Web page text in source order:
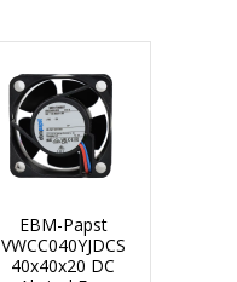
EBM-Papst
VWCC040YJDCS
40x40x20 DC